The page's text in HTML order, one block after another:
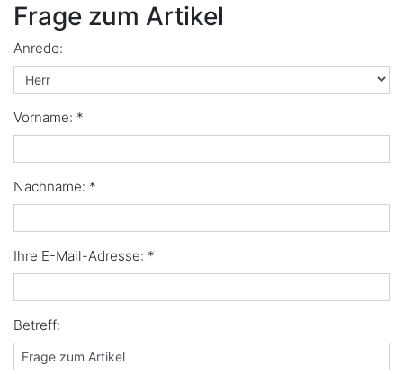
Frage zum Artikel
Anrede:
Vorname: *
Nachname: *
Ihre E-Mail-Adresse: *
Betreff: